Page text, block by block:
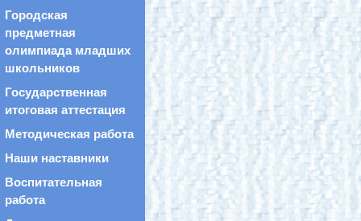
Городская
предметная
олимпиада младших
школьников
Государственная
итоговая аттестация
Методическая работа
Наши наставники
Воспитательная
работа